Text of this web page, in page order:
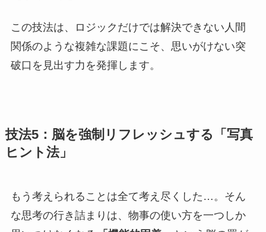
この技法は、ロジックだけでは解決できない人間
関係のような複雑な課題にこそ、思いがけない突
破口を見出す力を発揮します。
技法5：脳を強制リフレッシュする「写真
ヒント法」
もう考えられることは全て考え尽くした…。そん
な思考の行き詰まりは、物事の使い方を一つしか